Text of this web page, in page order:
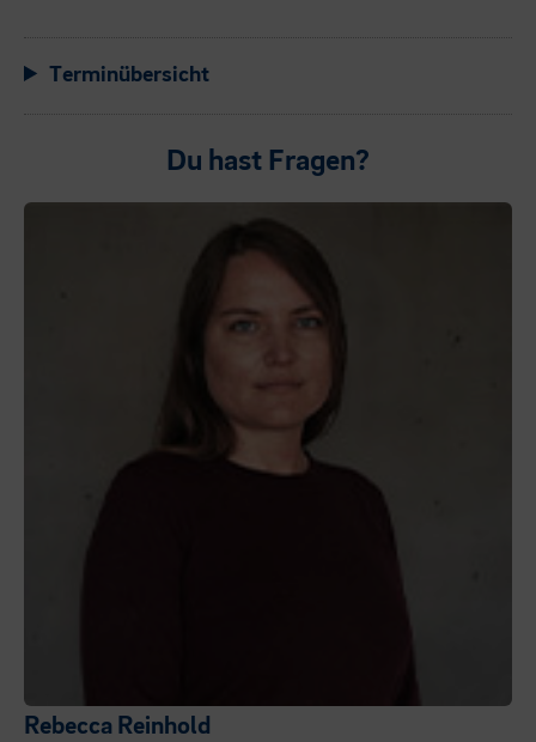
Terminübersicht
Du hast Fragen?
Rebecca Reinhold